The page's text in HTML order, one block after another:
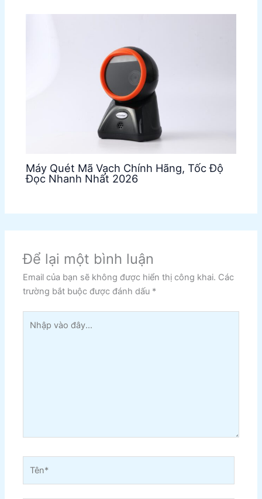
Máy Quét Mã Vạch Chính Hãng, Tốc Độ
Đọc Nhanh Nhất 2026
Để lại một bình luận
Email của bạn sẽ không được hiển thị công khai. Các
trường bắt buộc được đánh dấu *
vào